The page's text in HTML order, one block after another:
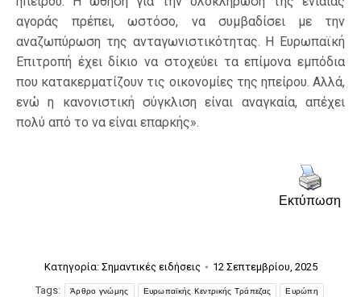
αγοράς πρέπει, ωστόσο, να συμβαδίσει με την
αναζωπύρωση της ανταγωνιστικότητας. Η Ευρωπαϊκή
Επιτροπή έχει δίκιο να στοχεύει τα επίμονα εμπόδια
που κατακερματίζουν τις οικονομίες της ηπείρου. Αλλά,
ενώ η κανονιστική σύγκλιση είναι αναγκαία, απέχει
πολύ από το να είναι επαρκής».
Εκτύπωση
Κατηγορία: Σημαντικές ειδήσεις
12 Σεπτεμβρίου, 2025
Tags:
Άρθρο γνώμης Ευρωπαϊκής Κεντρικής Τράπεζας Ευρώπη